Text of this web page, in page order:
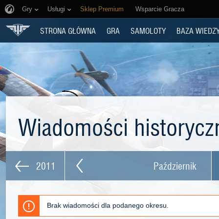
Gry Usługi Sklep Premium Wsparcie Gracza
STRONA GŁÓWNA GRA SAMOLOTY BAZA
Wiadomości
2011 Październik
Brak wiadomości dla podanego okresu.